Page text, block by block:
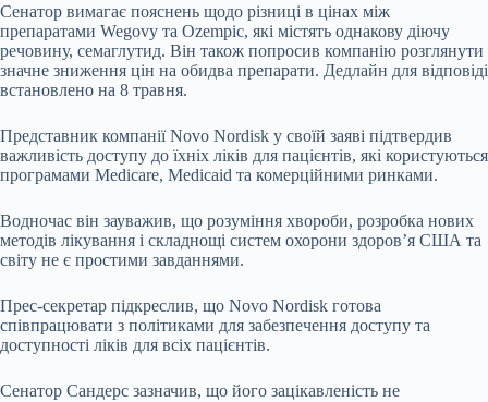
Сенатор вимагає пояснень щодо різниці в цінах між
препаратами Wegovy та Ozempic, які містять однакову діючу
речовину, семаглутид. Він також попросив компанію розглянути
значне зниження цін на обидва препарати. Дедлайн для відповіді
встановлено на 8 травня.
Представник компанії Novo Nordisk у своїй заяві підтвердив
важливість доступу до їхніх ліків для пацієнтів, які користуються
програмами Medicare, Medicaid та комерційними ринками.
Водночас він зауважив, що розуміння хвороби, розробка нових
методів лікування і складнощі систем охорони здоров’я США та
світу не є простими завданнями.
Прес-секретар підкреслив, що Novo Nordisk готова
співпрацювати з політиками для забезпечення доступу та
доступності ліків для всіх пацієнтів.
Сенатор Сандерс зазначив, що його зацікавленість не